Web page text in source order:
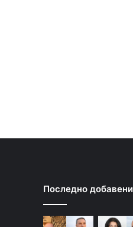
Последно добавени